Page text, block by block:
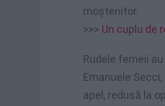
moștenitor.
>>> Un cuplu de
Rudele femeii
Emanuele
apel, redusă la